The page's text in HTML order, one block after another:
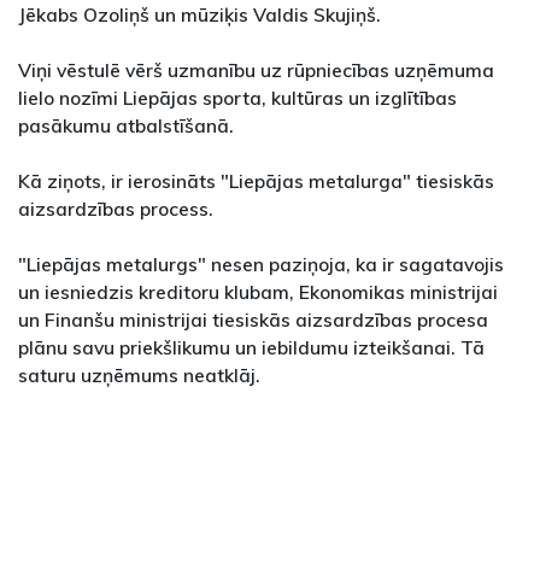
Jēkabs Ozoliņš un mūziķis Valdis Skujiņš.
Viņi vēstulē vērš uzmanību uz rūpniecības uzņēmuma
lielo nozīmi Liepājas sporta, kultūras un izglītības
pasākumu atbalstīšanā.
Kā ziņots, ir ierosināts "Liepājas metalurga" tiesiskās
aizsardzības process.
"Liepājas metalurgs" nesen paziņoja, ka ir sagatavojis
un iesniedzis kreditoru klubam, Ekonomikas ministrijai
un Finanšu ministrijai tiesiskās aizsardzības procesa
plānu savu priekšlikumu un iebildumu izteikšanai. Tā
saturu uzņēmums neatklāj.